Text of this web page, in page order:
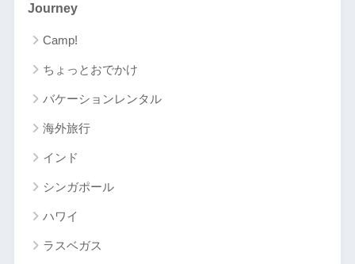
Journey
Camp!
ちょっとおでかけ
バケーションレンタル
海外旅行
インド
シンガポール
ハワイ
ラスベガス